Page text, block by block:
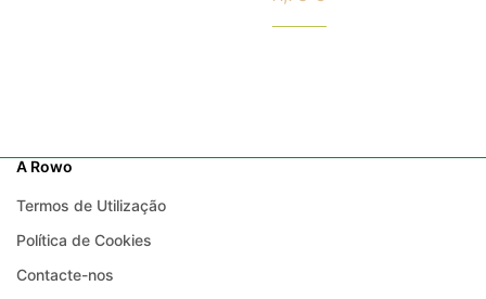
A Rowo
Termos de Utilização
Política de Cookies
Contacte-nos